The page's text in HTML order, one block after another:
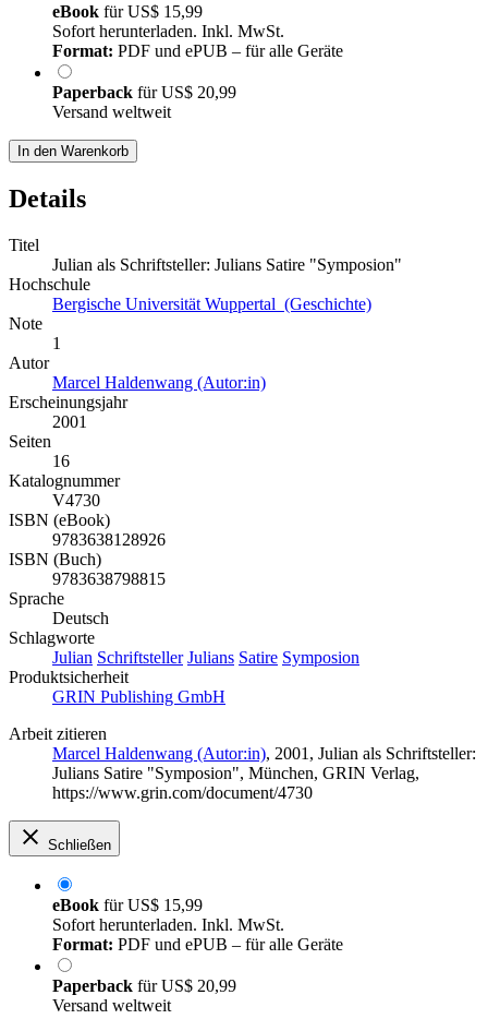
eBook fürUS$ 15,99
Sofort herunterladen. Inkl. MwSt.
Format: PDF und ePUB – für alle Geräte
Paperback fürUS$ 20,99
Versand weltweit
In den Warenkorb
Details
Titel
Julian als Schriftsteller: Julians Satire "Symposion"
Hochschule
Bergische Universität Wuppertal (Geschichte)
Note
1
Autor
Marcel Haldenwang (Autor:in)
Erscheinungsjahr
2001
Seiten
16
Katalognummer
V4730
ISBN (eBook)
9783638128926
ISBN (Buch)
9783638798815
Sprache
Deutsch
Schlagworte
Julian Schriftsteller Julians Satire Symposion
Produktsicherheit
GRIN Publishing GmbH
Arbeit zitieren
Marcel Haldenwang (Autor:in), 2001, Julian als Schriftsteller:
Julians Satire "Symposion", München, GRIN Verlag,
https://www.grin.com/document/4730
Schließen
eBook fürUS$ 15,99
Sofort herunterladen. Inkl. MwSt.
Format: PDF und ePUB – für alle Geräte
Paperback fürUS$ 20,99
Versand weltweit